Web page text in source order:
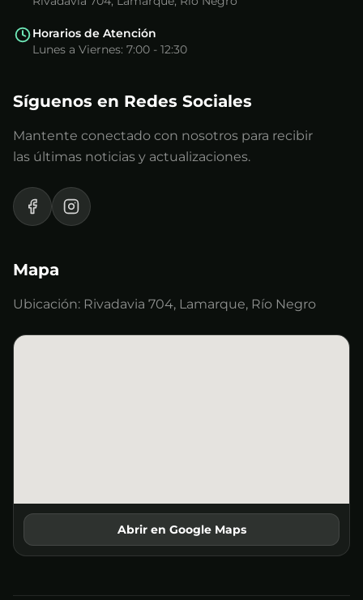
Horarios de Atención
Lunes a Viernes: 7:00 - 12:30
Síguenos en Redes Sociales
Mantente conectado con nosotros para recibir
las últimas noticias y actualizaciones.
Mapa
Ubicación: Rivadavia 704, Lamarque, Río Negro
Abrir en Google Maps